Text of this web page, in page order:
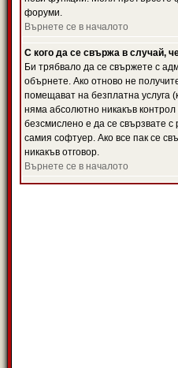
форуми.
Върнете се в началото
С кого да се свържа в случай,
Би трябвало да се свържете с
обърнете. Ако отново не
помещават на безплатна услуга
няма абсолютно никакъв
безсмислено е да се свързвате с
самия софтуер. Ако все пак се
никакъв отговор.
Върнете се в началото